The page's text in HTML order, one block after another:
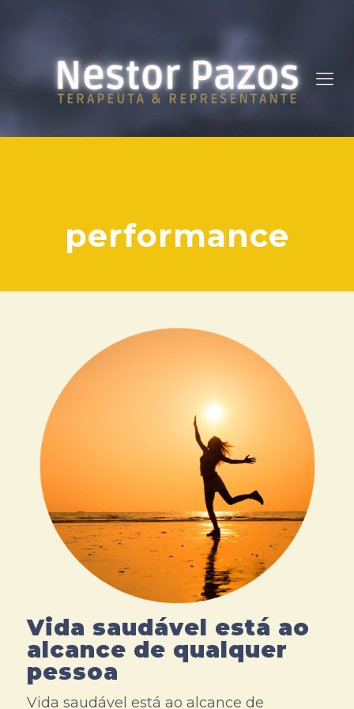
performance
Vida saudável está ao
alcance de qualquer
pessoa
Vida saudável está ao alcance de